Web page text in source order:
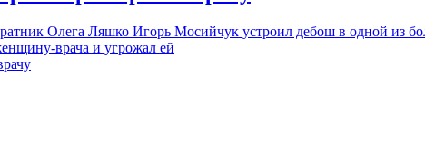
Олега Ляшко Игорь Мосийчук устроил дебош в одной из
врача и угрожал ей